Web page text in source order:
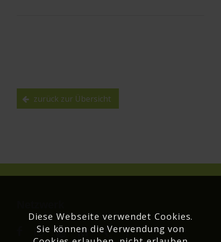
zurück zur Übersicht
Diese Webseite verwendet Cookies.
Sie können die Verwendung von